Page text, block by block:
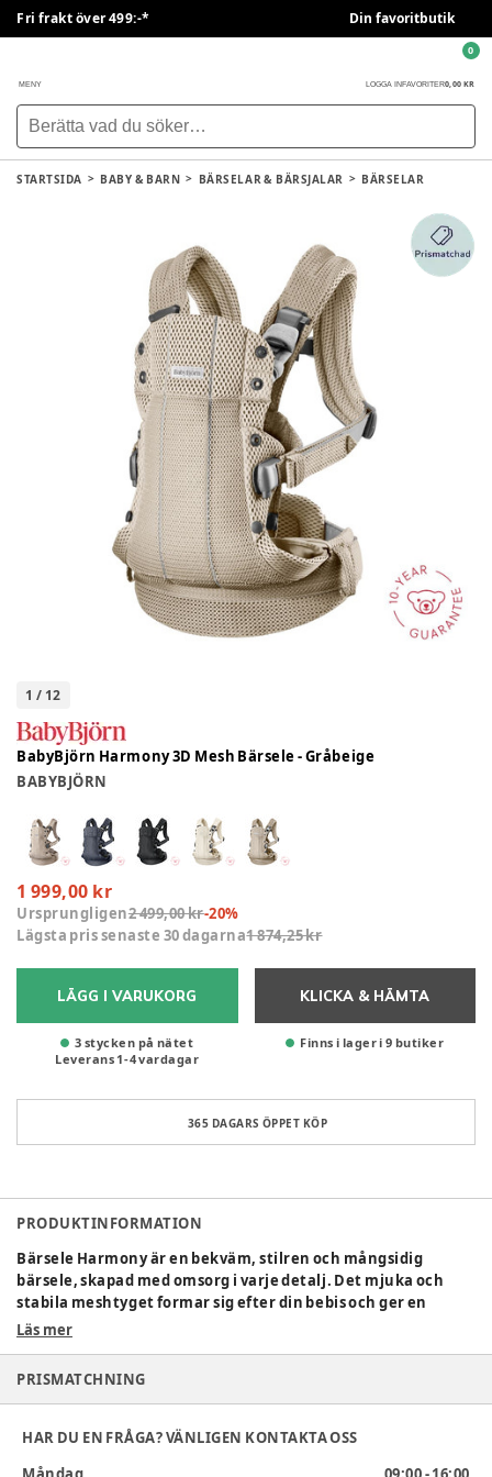
Fri frakt över 499:-* Din favoritbutik
MENY LOGGA IN FAVORITER0,00 KR
0
STARTSIDA BABY & BARN BÄRSELAR & BÄRSJALAR BÄRSELAR
1 / 12
BabyBjörn Harmony 3D Mesh Bärsele - Gråbeige
BABYBJÖRN
1 999,00 kr
Ursprungligen2 499,00 kr-20%
Lägsta pris senaste 30 dagarna1 874,25 kr
LÄGG I VARUKORG
3 stycken på nätet
Leverans 1-4vardagar
KLICKA & HÄMTA
Finns i lager i 9 butiker
365 DAGARS ÖPPET KÖP
PRODUKTINFORMATION
Bärsele Harmony är en bekväm, stilren och mångsidig
bärsele, skapad med omsorg i varje detalj. Det mjuka och
stabila meshtyget formar sig efter din bebis och ger en
känsla av närhet. Detaljerna närmast barnets huvud och
position. Det justerbara huvudstödet ger ett bra stöd till
bekvämt som möjligt är Bärsele Harmony designad med
Läs mer
PRISMATCHNING
HAR DU EN FRÅGA? VÄNLIGEN KONTAKTA OSS